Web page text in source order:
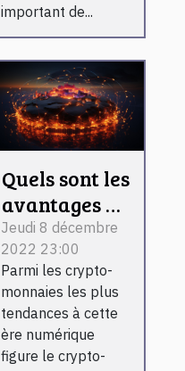
important de...
Quels sont les
avantages de
détention de
Ocean
Protocol ?
Jeudi 8 décembre
2022 23:00
Parmi les crypto-
monnaies les plus
tendances à cette
ère numérique
figure le crypto-